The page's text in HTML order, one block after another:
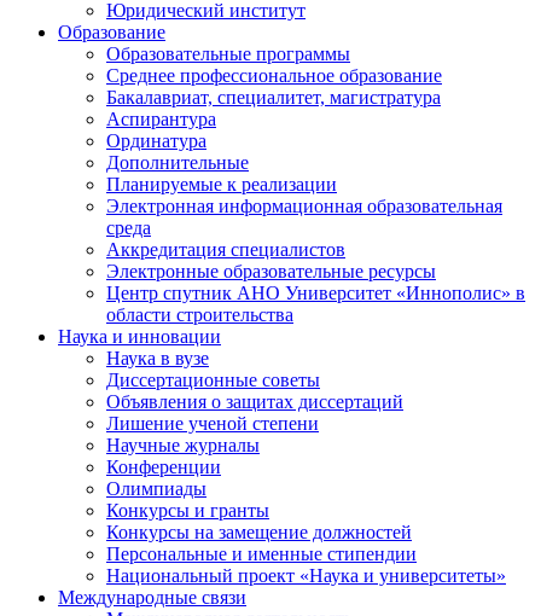
Юридический институт
Образование
Образовательные программы
Среднее профессиональное образование
Бакалавриат, специалитет, магистратура
Аспирантура
Ординатура
Дополнительные
Планируемые к реализации
Электронная информационная образовательная
среда
Аккредитация специалистов
Электронные образовательные ресурсы
Центр спутник АНО Университет «Иннополис» в
области строительства
Наука и инновации
Наука в вузе
Диссертационные советы
Объявления о защитах диссертаций
Лишение ученой степени
Научные журналы
Конференции
Олимпиады
Конкурсы и гранты
Конкурсы на замещение должностей
Персональные и именные стипендии
Национальный проект «Наука и университеты»
Международные связи